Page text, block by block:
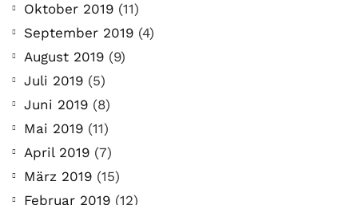
Oktober 2019 (11)
September 2019 (4)
August 2019 (9)
Juli 2019 (5)
Juni 2019 (8)
Mai 2019 (11)
April 2019 (7)
März 2019 (15)
Februar 2019 (12)